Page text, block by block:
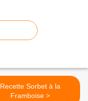
Recette Sorbet à la
Framboise >